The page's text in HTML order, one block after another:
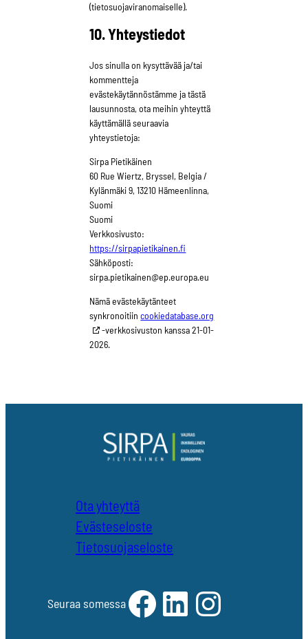
(tietosuojaviranomaiselle).
10. Yhteystiedot
Jos sinulla on kysyttävää ja/tai
kommentteja
evästekäytännöstämme ja tästä
lausunnosta, ota meihin yhteyttä
käyttämällä seuraavia
yhteystietoja:
Sirpa Pietikäinen
60 Rue Wiertz, Bryssel, Belgia /
Kylänmäki 9, 13210 Hämeenlinna,
Suomi
Suomi
Verkkosivusto:
https://sirpapietikainen.fi
Sähköposti:
sirpa.pietikainen@ep.europa.eu
Nämä evästekäytänteet
synkronoitiincookiedatabase.org
-verkkosivuston kanssa 21-01-
2026.
Ota yhteyttä
Evästeseloste
Tietosuojaseloste
Seuraa somessaFacebookLinkedInInstagram